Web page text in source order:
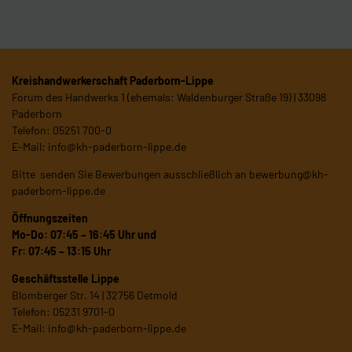
Kreishandwerkerschaft Paderborn-Lippe
Forum des Handwerks 1 (ehemals: Waldenburger Straße 19) | 33098
Paderborn
Telefon: 05251 700-0
E-Mail: info@kh-paderborn-lippe.de
Bitte senden Sie Bewerbungen ausschließlich an bewerbung@kh-
paderborn-lippe.de
Öffnungszeiten
Mo-Do: 07:45 – 16:45 Uhr und
Fr: 07:45 – 13:15 Uhr
Geschäftsstelle Lippe
Blomberger Str. 14 | 32756 Detmold
Telefon: 05231 9701-0
E-Mail: info@kh-paderborn-lippe.de